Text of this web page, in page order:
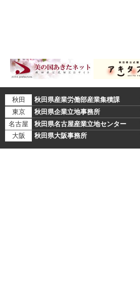
秋田 秋田県産業労働部産業集積課
東京
秋田県企業立地事務所
名古屋
秋田県名古屋産業立地センター
大阪
秋田県大阪事務所